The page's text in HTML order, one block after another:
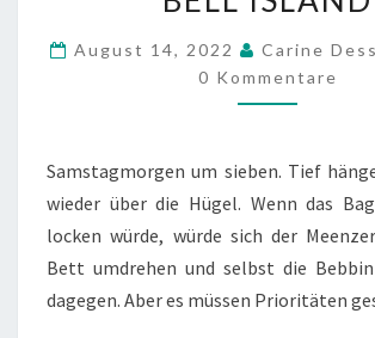
ISLAND
August 14, 2022 Carine
0 Kommentare
Samstagmorgen um sieben. Tief
wieder über die Hügel. Wenn das
locken würde, würde sich der
Bett umdrehen und selbst die
dagegen. Aber es müssen Prioritäten